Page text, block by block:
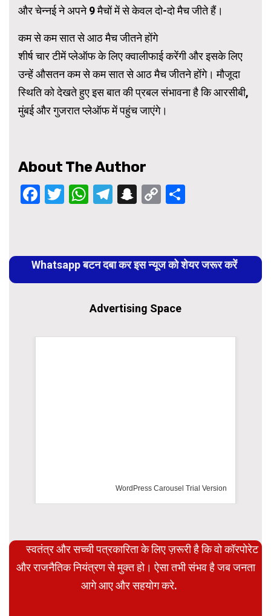
और चेन्नई ने अपने 9 मैचों में से केवल दो-दो मैच जीते हैं।
कम से कम सात से आठ मैच जीतने होंगे
शीर्ष चार टीमें प्लेऑफ के लिए क्वालीफाई करेंगी और इसके लिए
उन्हें औसतन कम से कम सात से आठ मैच जीतने होंगे। मौजूदा
स्थिति को देखते हुए इस बात की प्रबल संभावना है कि आरसीबी,
मुंबई और गुजरात प्लेऑफ में पहुंच जाएंगे।
About The Author
Facebook
Twitter
WhatsApp
Telegram
Snapchat
Copy
Reading
Whatsapp बटन दबा कर इस न्यूज को शेयर जरूर करें
Advertising Space
WordPress Carousel Trial Version
स्वतंत्र और सच्ची पत्रकारिता के लिए ज़रूरी है कि वो कॉरपोरेट
और राजनैतिक नियंत्रण से मुक्त हो। ऐसा तभी संभव है जब जनता
आगे आए और सहयोग करे.